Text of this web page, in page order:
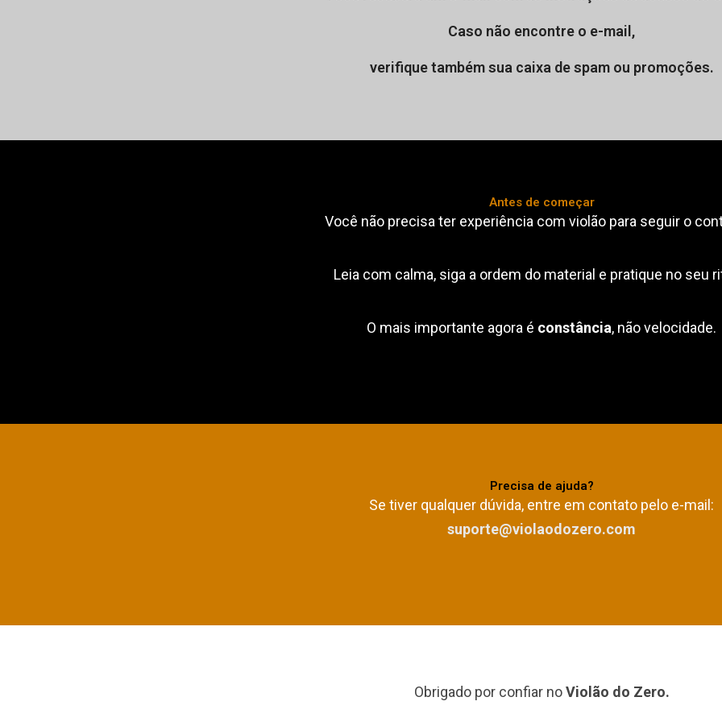
Caso não encontre o e-mail,
verifique também sua caixa de spam ou promoções.
Antes de começar
Você não precisa ter experiência com violão para seguir o
Leia com calma, siga a ordem do material e pratique no seu
O mais importante agora é constância, não velocidade.
Precisa de ajuda?
Se tiver qualquer dúvida, entre em contato pelo e-mail:
suporte@violaodozero.com
Obrigado por confiar no Violão do Zero.